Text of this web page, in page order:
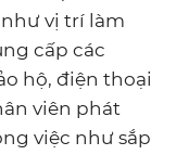
vị trí làm
cấp các
hộ, điện thoại
viên phát
việc như sắp